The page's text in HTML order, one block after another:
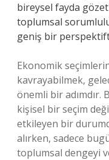
bireysel fayda
toplumsal
geniş bir
Ekonomik
kavrayabilmek,
önemli bir adımdır.
kişisel bir seçim
etkileyen bir
alırken, sadece
toplumsal dengeyi